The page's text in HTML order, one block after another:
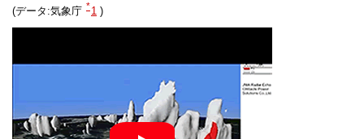
(データ:気象庁 *1 )